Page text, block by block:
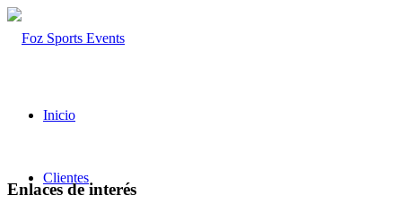
Inicio
Clientes
Enlaces de interés